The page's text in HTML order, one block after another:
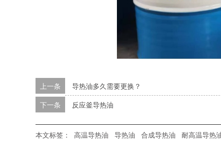
上一条
导热油多久需要更换？
下一条
反应釜导热油
本文标签： 高温导热油 导热油 合成导热油 耐高温导热